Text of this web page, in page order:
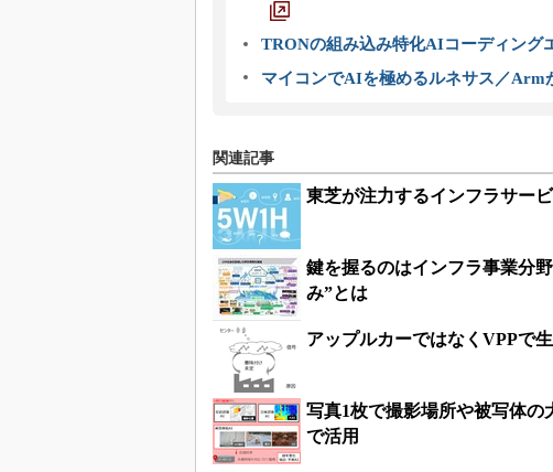
TRONの組み込み特化AIコーディング
マイコンでAIを極めるルネサス／Arm
関連記事
東芝が注力するインフラサー
鍵を握るのはインフラ事業分
み”とは
アップルカーではなくVPPで
写真1枚で撮影場所や被写体
で活用